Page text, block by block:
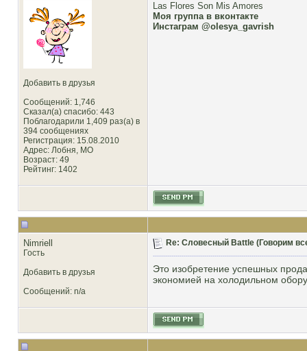
Добавить в друзья
Сообщений: 1,746
Сказал(а) спасибо: 443
Поблагодарили 1,409 раз(а) в
394 сообщениях
Регистрация: 15.08.2010
Адрес: Лобня, MO
Возраст: 49
Рейтинг: 1402
Las Flores Son Mis Amores
Моя группа в вконтакте
Инстаграм @olesya_gavrish
Nimriell
Гость
Добавить в друзья
Сообщений: n/a
Re: Словесный Battle (Говорим
Это изобретение успешных
экономией на холодильном